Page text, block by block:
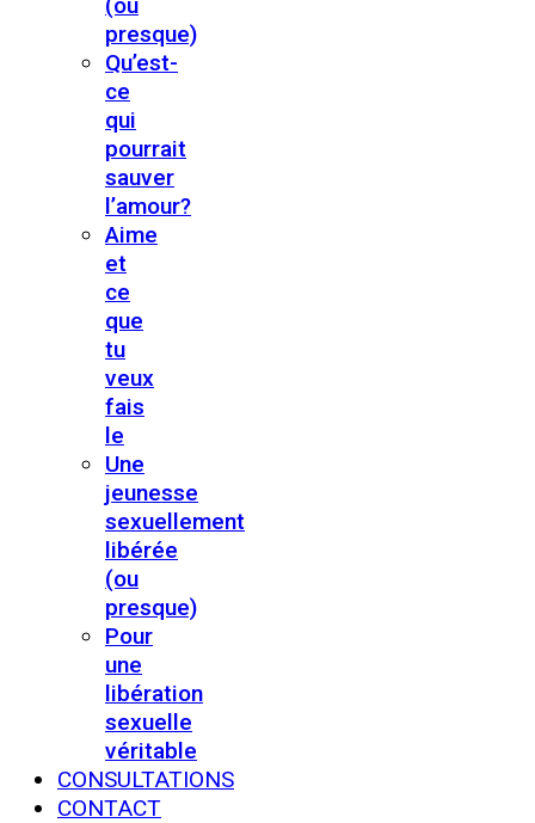
presque)
Qu’est-
ce
qui
pourrait
sauver
l’amour?
Aime
et
ce
que
tu
veux
fais
le
Une
jeunesse
sexuellement
libérée
(ou
presque)
Pour
une
libération
sexuelle
véritable
CONSULTATIONS
CONTACT